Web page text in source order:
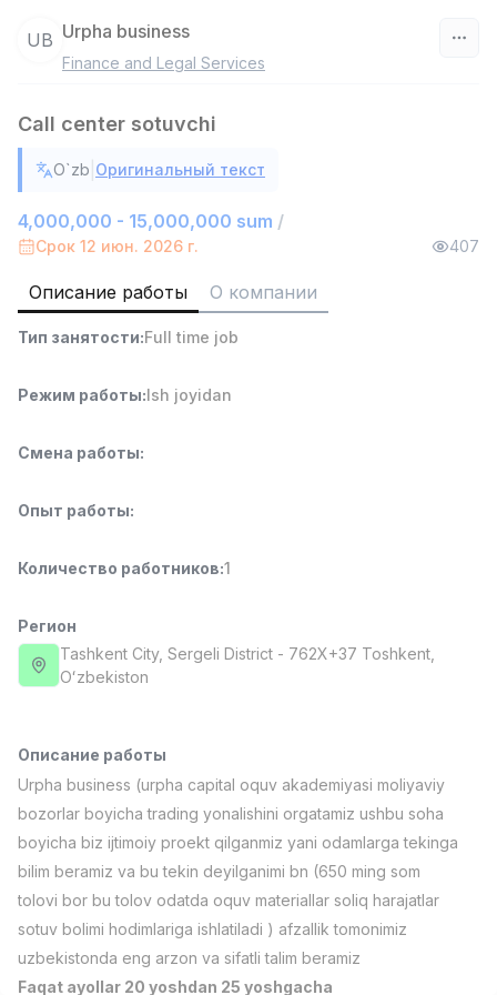
6,000,000 - 15,000,000 sum
ASIAN
Full time job
Работник склада
4,280,000 sum/
Full time job
Ish joyidan
Доставка
Full time job
Ish joyidan
Фармацевт
NAVBAHOR APTEKA
Full time job
Ish joyidan
Договорная
Full time job
Ish joyidan
Агент по продажам
Договорная
LION_ESTATE
Full time job
Ish joyidan
Преподаватель английского языка по
UB Urpha business
Finance and Legal Services
Call center sotuvchi
O`zb Оригинальный текст
4,000,000 - 15,000,000 sum /
Срок 12 июн. 2026 г. 407
Описание работы О компании
Тип занятости:Full time job
Режим работы:Ish joyidan
Смена работы:
Опыт работы:
Количество работников:1
Регион
Tashkent City, Sergeli District - 762X+37 Тоshkent,
Oʻzbekiston
Описание работы
Urpha business (urpha capital oquv akademiyasi moliyaviy
bozorlar boyicha trading yonalishini orgatamiz ushbu soha
boyicha biz ijtimoiy proekt qilganmiz yani odamlarga tekinga
bilim beramiz va bu tekin deyilganimi bn (650 ming som
tolovi bor bu tolov odatda oquv materiallar soliq harajatlar
sotuv bolimi hodimlariga ishlatiladi ) afzallik tomonimiz
uzbekistonda eng arzon va sifatli talim beramiz
Faqat ayollar 20 yoshdan 25 yoshgacha
Вакансии Категории Компании